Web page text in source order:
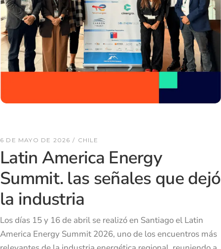
6 DE MAYO DE 2026 CHILE
Latin America Energy
Summit. las señales que dejó
la industria
Los días 15 y 16 de abril se realizó en Santiago el Latin
America Energy Summit 2026, uno de los encuentros más